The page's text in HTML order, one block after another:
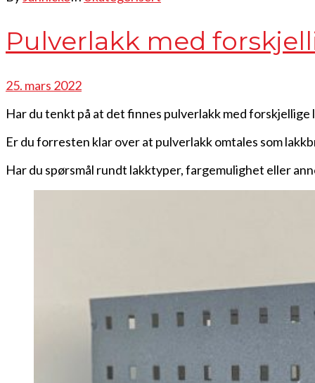
Pulverlakk med
25. mars 2022
Har du tenkt på at det finnes pulverlakk med
Er du forresten klar over at pulverlakk omtales som
Har du spørsmål rundt lakktyper, fargemulighet eller